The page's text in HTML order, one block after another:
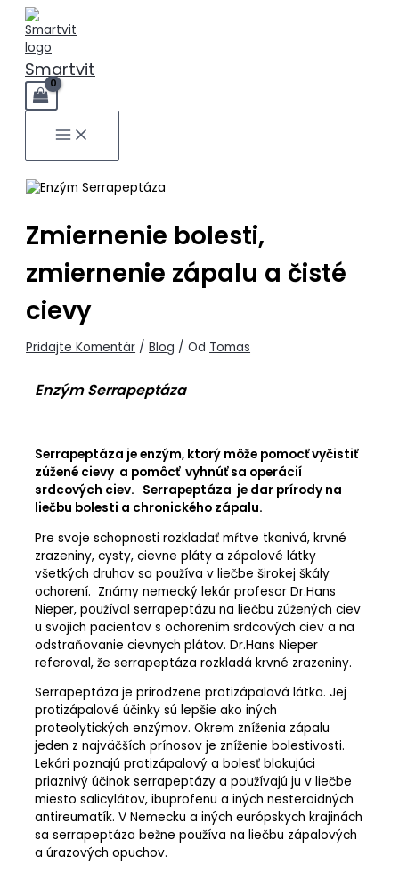
Preskočiť
obsah
Smartvit
Zmiernenie bolesti,
zmiernenie zápalu a čisté
cievy
Pridajte Komentár /Blog / Od Tomas
Enzým Serrapeptáza
Serrapeptáza je enzým, ktorý môže pomocť vyčistiť
zúžené cievy a pomôcť vyhnúť sa operácií
srdcových ciev. Serrapeptáza je dar prírody na
liečbu bolesti a chronického zápalu.
Pre svoje schopnosti rozkladať mŕtve tkanivá, krvné
zrazeniny, cysty, cievne pláty a zápalové látky
všetkých druhov sa používa v liečbe širokej škály
ochorení. Známy nemecký lekár profesor Dr.Hans
Nieper, používal serrapeptázu na liečbu zúžených ciev
u svojich pacientov s ochorením srdcových ciev a na
odstraňovanie cievnych plátov. Dr.Hans Nieper
referoval, že serrapeptáza rozkladá krvné zrazeniny.
Serrapeptáza je prirodzene protizápalová látka. Jej
protizápalové účinky sú lepšie ako iných
proteolytických enzýmov. Okrem zníženia zápalu
jeden z najväčších prínosov je zníženie bolestivosti.
Lekári poznajú protizápalový a bolesť blokujúci
priaznivý účinok serrapeptázy a používajú ju v liečbe
miesto salicylátov, ibuprofenu a iných nesteroidných
antireumatík. V Nemecku a iných európskych krajinách
sa serrapeptáza bežne používa na liečbu zápalových
a úrazových opuchov.
Napíšte
sem...
Name*
E-
mail*
Webstránka